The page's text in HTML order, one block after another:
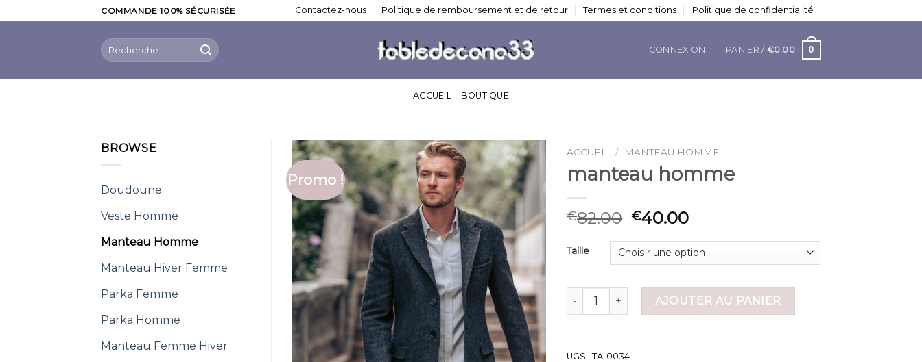
to
COMMANDE 100% SÉCURISÉE Contactez-nous Politique de remboursement et de retour Termes et conditions Politique de confidentialité
Recherche
pour :
CONNEXION PANIER / €0.00 0
ACCUEIL BOUTIQUE
BROWSE
Doudoune
Veste Homme
Manteau Homme
Manteau Hiver Femme
Parka Femme
Parka Homme
Manteau Femme Hiver
Promo !
ACCUEIL / MANTEAU HOMME
manteau homme
€82.00 €40.00
Taille
quantité de manteau hommeAJOUTER AU PANIER
UGS :TA-0034